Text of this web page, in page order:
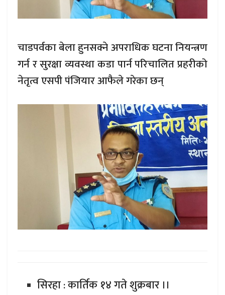
चाडपर्वका बेला हुनसक्ने अपराधिक घटना नियन्त्रण
गर्न र सुरक्षा व्यवस्था कडा पार्न परिचालित प्रहरीको
नेतृत्व एसपी पंजियार आफैले गरेका छन्
सिरहा : कार्तिक १४ गते शुक्रबार ।।